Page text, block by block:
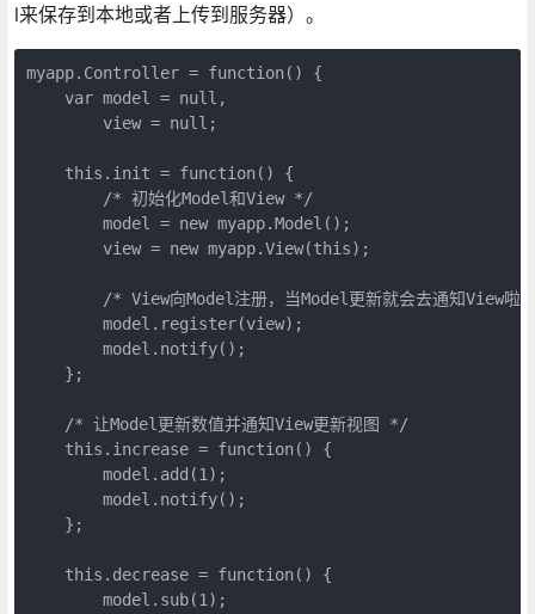
l来保存到本地或者上传到服务器）。
myapp.Controller = function() {
    var model = null,
        view = null;
    this.init = function() {
        /* 初始化Model和View */
        model = new myapp.Model();
        view = new myapp.View(this);
/* View向Model注册，当Model更新就会去通知View啦
        model.register(view);
        model.notify();
    };
    /* 让Model更新数值并通知View更新视图 */
    this.increase = function() {
        model.add(1);
        model.notify();
    };
    this.decrease = function() {
        model.sub(1);